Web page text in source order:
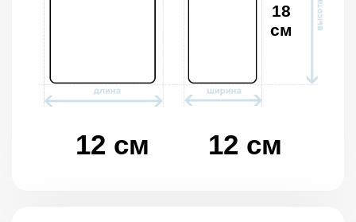
12 см 12 см
18
см